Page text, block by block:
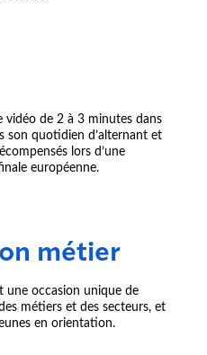
vidéo de 2 à 3 minutes dans
son quotidien d’alternant et
lors d’une
européenne.
métier
une occasion unique de
métiers et des secteurs, et
en orientation.